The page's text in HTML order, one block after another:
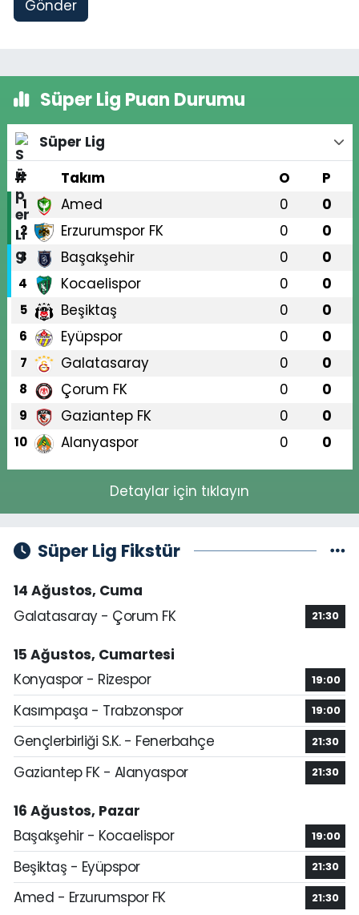
Gönder
Süper Lig Puan Durumu
Süper Lig
#
Takım O P
1 Amed 0 0
2 Erzurumspor FK 0 0
3 Başakşehir 0 0
4 Kocaelispor 0 0
5 Beşiktaş 0 0
6 Eyüpspor 0 0
7 Galatasaray 0 0
8 Çorum FK 0 0
9 Gaziantep FK 0 0
10 Alanyaspor 0 0
Detaylar için tıklayın
Süper Lig Fikstür
14 Ağustos, Cuma
Galatasaray - Çorum FK
21:30
15 Ağustos, Cumartesi
Konyaspor - Rizespor
19:00
Kasımpaşa - Trabzonspor 19:00
Gençlerbirliği S.K. - Fenerbahçe 21:30
Gaziantep FK - Alanyaspor 21:30
16 Ağustos, Pazar
Başakşehir - Kocaelispor
19:00
Beşiktaş - Eyüpspor 21:30
Amed - Erzurumspor FK 21:30